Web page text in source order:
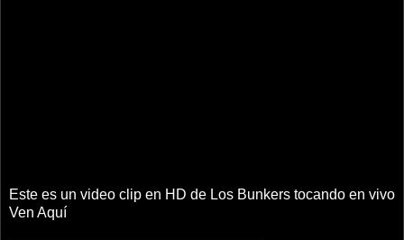
Este es un video clip en HD de Los Bunkers tocando en vivo
Ven Aquí